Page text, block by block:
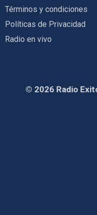
Términos y condiciones
Políticas de Privacidad
Radio en vivo
© 2026 Radio